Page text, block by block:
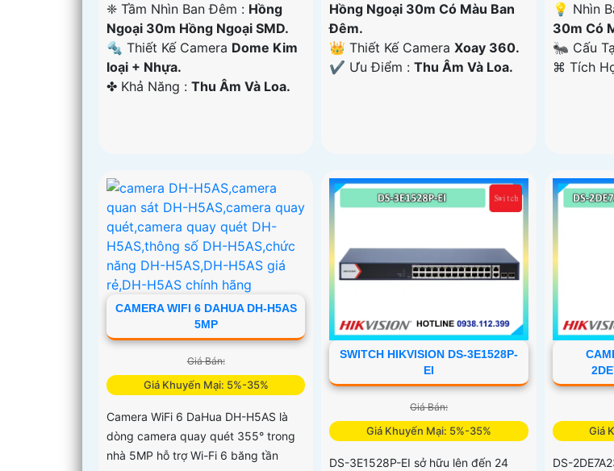
❈ Tầm Nhìn Ban Đêm : Hồng
Ngoại 30m Hồng Ngoại SMD.
🔩 Thiết Kế Camera Dome Kim
loại + Nhựa.
️✤ Khả Năng : Thu Âm Và Loa.
Hồng Ngoại 30m Có Màu Ban
Ðêm.
👑 Thiết Kế CameraXoay 360.
️✔️ Ưu Điểm :Thu Âm Và Loa.
💡 Nhìn
30m Có
🐜 Cấu
️⌘ Tích
CAMERA WIFI 6 DAHUA DH-H5AS
5MP
Giá Bán:
Giá Khuyến Mại: 5%-35%
Camera WiFi 6 DaHua DH-H5AS là
dòng camera quay quét 355° trong
nhà 5MP hỗ trợ Wi-Fi 6 băng tần
SWITCH HIKVISION DS-3E1528P-
EI
Giá Bán:
Giá Khuyến Mại: 5%-35%
DS-3E1528P-EI sở hữu lên đến 24
Giá
DS-